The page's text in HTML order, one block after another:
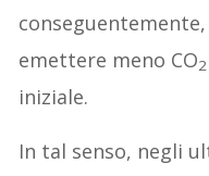
emettere meno CO2
iniziale.
In tal senso, negli